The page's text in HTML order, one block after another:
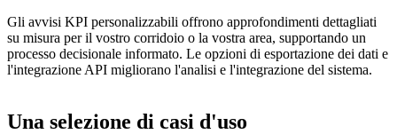
Gli avvisi KPI personalizzabili offrono approfondimenti dettagliati
su misura per il vostro corridoio o la vostra area, supportando un
processo decisionale informato. Le opzioni di esportazione dei dati e
l'integrazione API migliorano l'analisi e l'integrazione del sistema.
Una selezione di casi d'uso